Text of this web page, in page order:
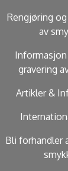
Rengjøring
av
Informasjon
gravering
Artikler &
Bli forhandler